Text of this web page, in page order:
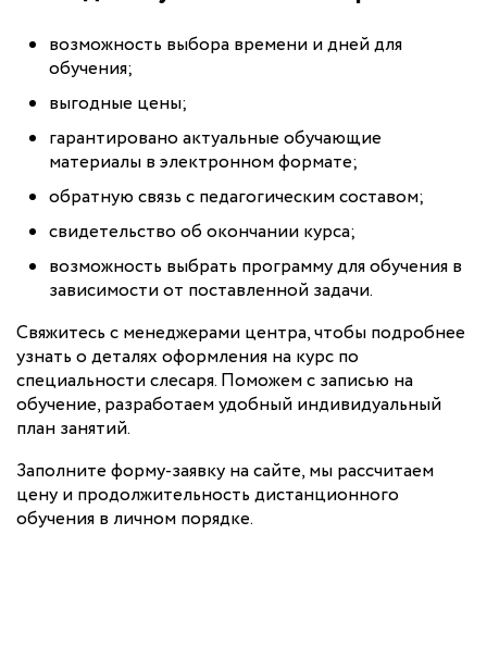
возможность выбора времени и дней для
обучения;
выгодные цены;
гарантировано актуальные обучающие
материалы в электронном формате;
обратную связь с педагогическим составом;
свидетельство об окончании курса;
возможность выбрать программу для обучения в
зависимости от поставленной задачи.
Свяжитесь с менеджерами центра, чтобы подробнее
узнать о деталях оформления на курс по
специальности слесаря. Поможем с записью на
обучение, разработаем удобный индивидуальный
план занятий.
Заполните форму-заявку на сайте, мы рассчитаем
цену и продолжительность дистанционного
обучения в личном порядке.